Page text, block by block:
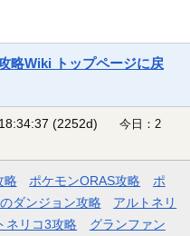
略Wiki トップページに戻
(2252d)
今日：2
略 ポケモンORAS攻略
ポ
ダンジョン攻略
アルトネリ
ネリコ3攻略
グランファン